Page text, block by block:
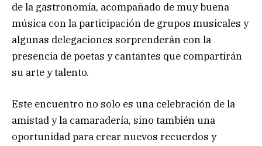
de la gastronomía, acompañado de muy buena
música con la participación de grupos musicales y
algunas delegaciones sorprenderán con la
presencia de poetas y cantantes que compartirán
su arte y talento.
Este encuentro no solo es una celebración de la
amistad y la camaradería, sino también una
oportunidad para crear nuevos recuerdos y